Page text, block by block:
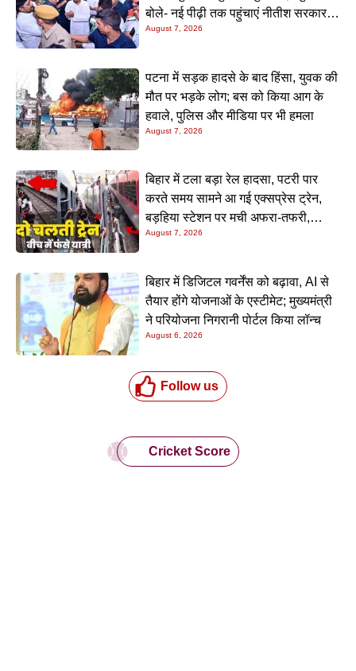
बोले- नई पीढ़ी तक पहुंचाएं नीतीश सरकार के
20 सालों के काम
August 7, 2026
पटना में सड़क हादसे के बाद हिंसा, युवक की
मौत पर भड़के लोग; बस को किया आग के
हवाले, पुलिस और मीडिया पर भी हमला
August 7, 2026
बिहार में टला बड़ा रेल हादसा, पटरी पार
करते समय सामने आ गई एक्सप्रेस ट्रेन,
बड़हिया स्टेशन पर मची अफरा-तफरी,
यात्रियों की लापरवाही आई सामने
August 7, 2026
बिहार में डिजिटल गवर्नेंस को बढ़ावा, AI से
तैयार होंगे योजनाओं के एस्टीमेट; मुख्यमंत्री
ने परियोजना निगरानी पोर्टल किया लॉन्च
August 6, 2026
Follow us
Cricket Score